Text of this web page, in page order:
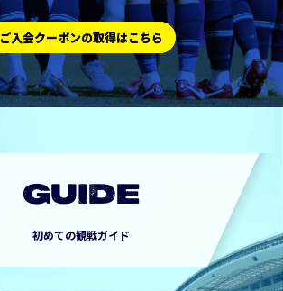
ご入会クーポンの取得はこちら
GUIDE
初めての観戦ガイド